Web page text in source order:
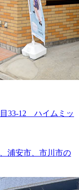
目33-12 ハイムミッ
浦安市、市川市の